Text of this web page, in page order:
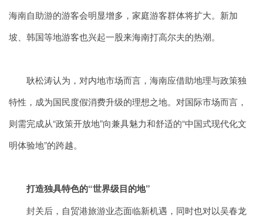
海南自助游的游客会明显增多，家庭游客群体将扩大。新加
坡、韩国等地游客也兴起一股来海南打高尔夫的热潮。
耿松涛认为，对内地市场而言，海南应借助地理与政策独
特性，成为国民度假消费升级的理想之地。对国际市场而言，
则需完成从“政策开放地”向兼具魅力和舒适的“中国式现代化文
明体验地”的跨越。
打造独具特色的“世界级目的地”
封关后，自贸港旅游业态面临新机遇，同时也对以吴春龙